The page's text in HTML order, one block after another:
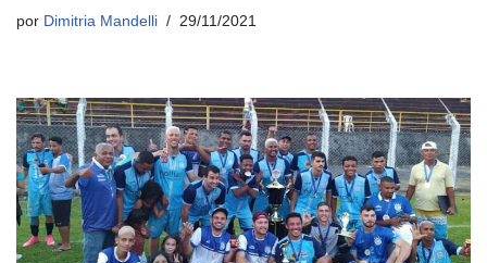
por Dimitria Mandelli 29/11/2021